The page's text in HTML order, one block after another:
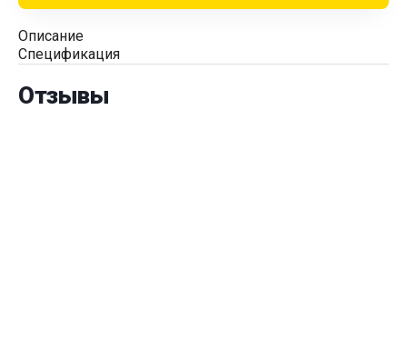
Описание
Спецификация
Отзывы